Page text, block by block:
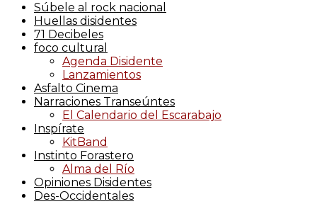
Súbele al rock nacional
Huellas disidentes
71 Decibeles
foco cultural
Agenda Disidente
Lanzamientos
Asfalto Cinema
Narraciones Transeúntes
El Calendario del Escarabajo
Inspírate
KitBand
Instinto Forastero
Alma del Río
Opiniones Disidentes
Des-Occidentales